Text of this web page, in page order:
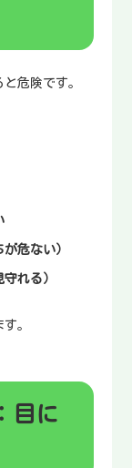
危険です。
危ない）
れる）
。
目に